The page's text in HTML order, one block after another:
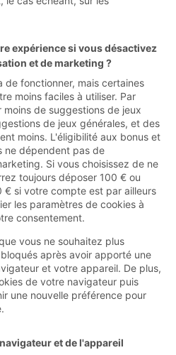
expérience si vous désactivez
et de marketing ?
de fonctionner, mais certaines
moins faciles à utiliser. Par
de suggestions de jeux
de jeux générales, et des
moins. L'éligibilité aux bonus et
ne dépendent pas de
Si vous choisissez de ne
toujours déposer 100 € ou
si votre compte est par ailleurs
les paramètres de cookies à
consentement.
vous ne souhaitez plus
après avoir apporté une
et votre appareil. De plus,
de votre navigateur puis
une nouvelle préférence pour
et de l'appareil